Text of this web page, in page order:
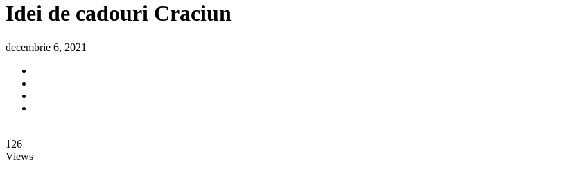
Idei de cadouri Craciun
decembrie 6, 2021
126
Views